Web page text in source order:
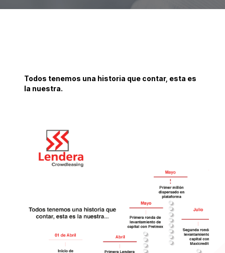
Todos tenemos una historia que contar, esta es
la nuestra.